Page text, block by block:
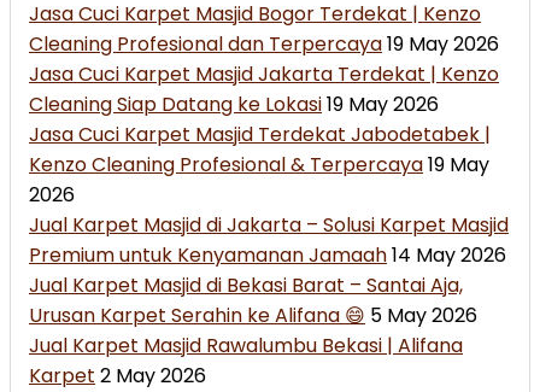
Jasa Cuci Karpet Masjid Bogor Terdekat | Kenzo
Cleaning Profesional dan Terpercaya19 May 2026
Jasa Cuci Karpet Masjid Jakarta Terdekat | Kenzo
Cleaning Siap Datang ke Lokasi19 May 2026
Jasa Cuci Karpet Masjid Terdekat Jabodetabek |
Kenzo Cleaning Profesional & Terpercaya19 May
2026
Jual Karpet Masjid di Jakarta – Solusi Karpet Masjid
Premium untuk Kenyamanan Jamaah14 May 2026
Jual Karpet Masjid di Bekasi Barat – Santai Aja,
Urusan Karpet Serahin ke Alifana 😄 5 May 2026
Jual Karpet Masjid Rawalumbu Bekasi | Alifana
Karpet 2 May 2026